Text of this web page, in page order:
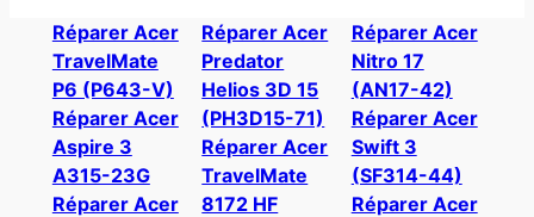
Réparer Acer
TravelMate
P6 (P643-V)
Réparer Acer
Aspire 3
A315-23G
Réparer Acer
Réparer Acer
Predator
Helios 3D 15
(PH3D15-71)
Réparer Acer
TravelMate
8172 HF
Réparer Acer
Nitro 17
(AN17-42)
Réparer Acer
Swift 3
(SF314-44)
Réparer Acer